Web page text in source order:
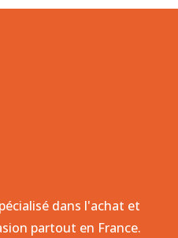
dans l'achat et
partout en France.